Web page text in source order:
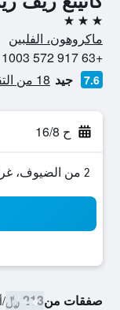
3 نجوم
ماكروهون، الفلبين
+63 917 572 1003
7.6 جيد 18 من التقييمات تم التحقق منها
ح 16/8
2 من الضيوف، غرفة واحدة
صفقات من213 ﷼ /